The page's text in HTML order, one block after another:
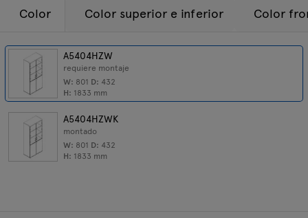
Color
A5404HZW
requiere montaje
W: 801 D: 432
H: 1833 mm
A5404HZWK
montado
W: 801 D: 432
H: 1833 mm
Color superior e inferior Color